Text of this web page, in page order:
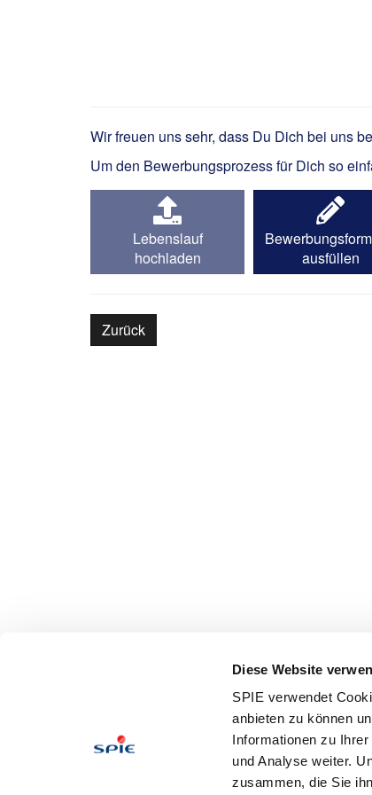
Diese Website
SPIE verwendet
anbieten zu können
Informationen zu
und Analyse weiter.
zusammen, die Sie
Wir freuen uns sehr, dass Du Dich bei uns
Um den Bewerbungsprozess für Dich so
ausfüllen
Lebenslauf
hochladen
Zurück